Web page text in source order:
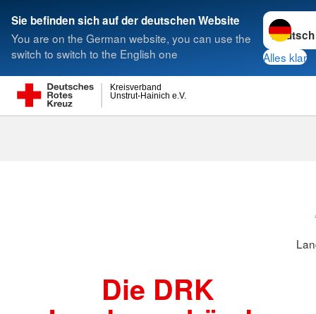
Sie befinden sich auf der deutschen Website
You are on the German website, you can use the
switch to switch to the English one
Sprache
Alles klar
Unstrut-Hainich e.V.
Kreisverband
Suche
Die DRK